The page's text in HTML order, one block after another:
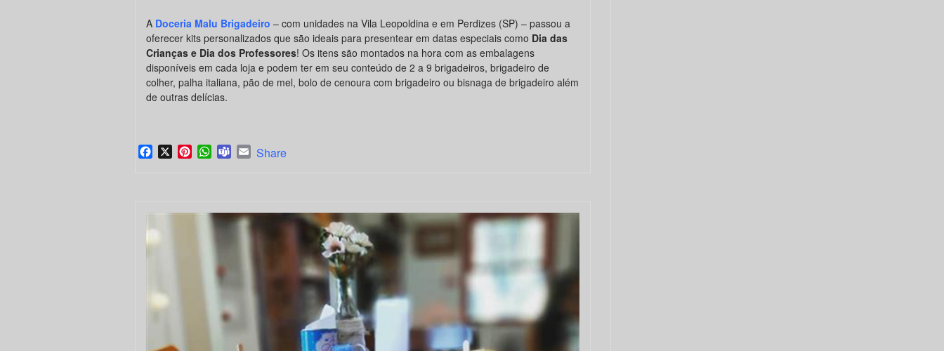
A Doceria Malu Brigadeiro – com unidades na Vila Leopoldina e em Perdizes (SP) – passou a
oferecer kits personalizados que são ideais para presentear em datas especiais como Dia das
Crianças e Dia dos Professores! Os itens são montados na hora com as embalagens
disponíveis em cada loja e podem ter em seu conteúdo de 2 a 9 brigadeiros, brigadeiro de
colher, palha italiana, pão de mel, bolo de cenoura com brigadeiro ou bisnaga de brigadeiro além
de outras delícias.
Facebook
X PinterestWhatsApp
TeamsEmail
Share